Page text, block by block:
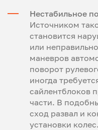
Нестабильное
Источником
становится
или
маневров
поворот
иногда
сайлентблоков
части. В
сход развал и
установки колес.